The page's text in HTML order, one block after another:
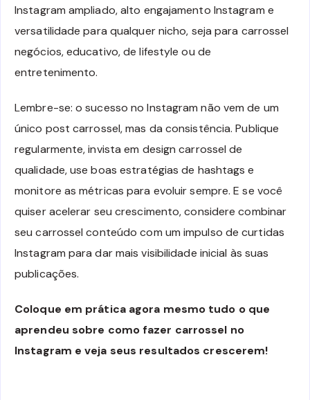
Instagram ampliado, alto engajamento Instagram e
versatilidade para qualquer nicho, seja para carrossel
negócios, educativo, de lifestyle ou de
entretenimento.
Lembre-se: o sucesso no Instagram não vem de um
único post carrossel, mas da consistência. Publique
regularmente, invista em design carrossel de
qualidade, use boas estratégias de hashtags e
monitore as métricas para evoluir sempre. E se você
quiser acelerar seu crescimento, considere combinar
seu carrossel conteúdo com um impulso de curtidas
Instagram para dar mais visibilidade inicial às suas
publicações.
Coloque em prática agora mesmo tudo o que
aprendeu sobre como fazer carrossel no
Instagram e veja seus resultados crescerem!